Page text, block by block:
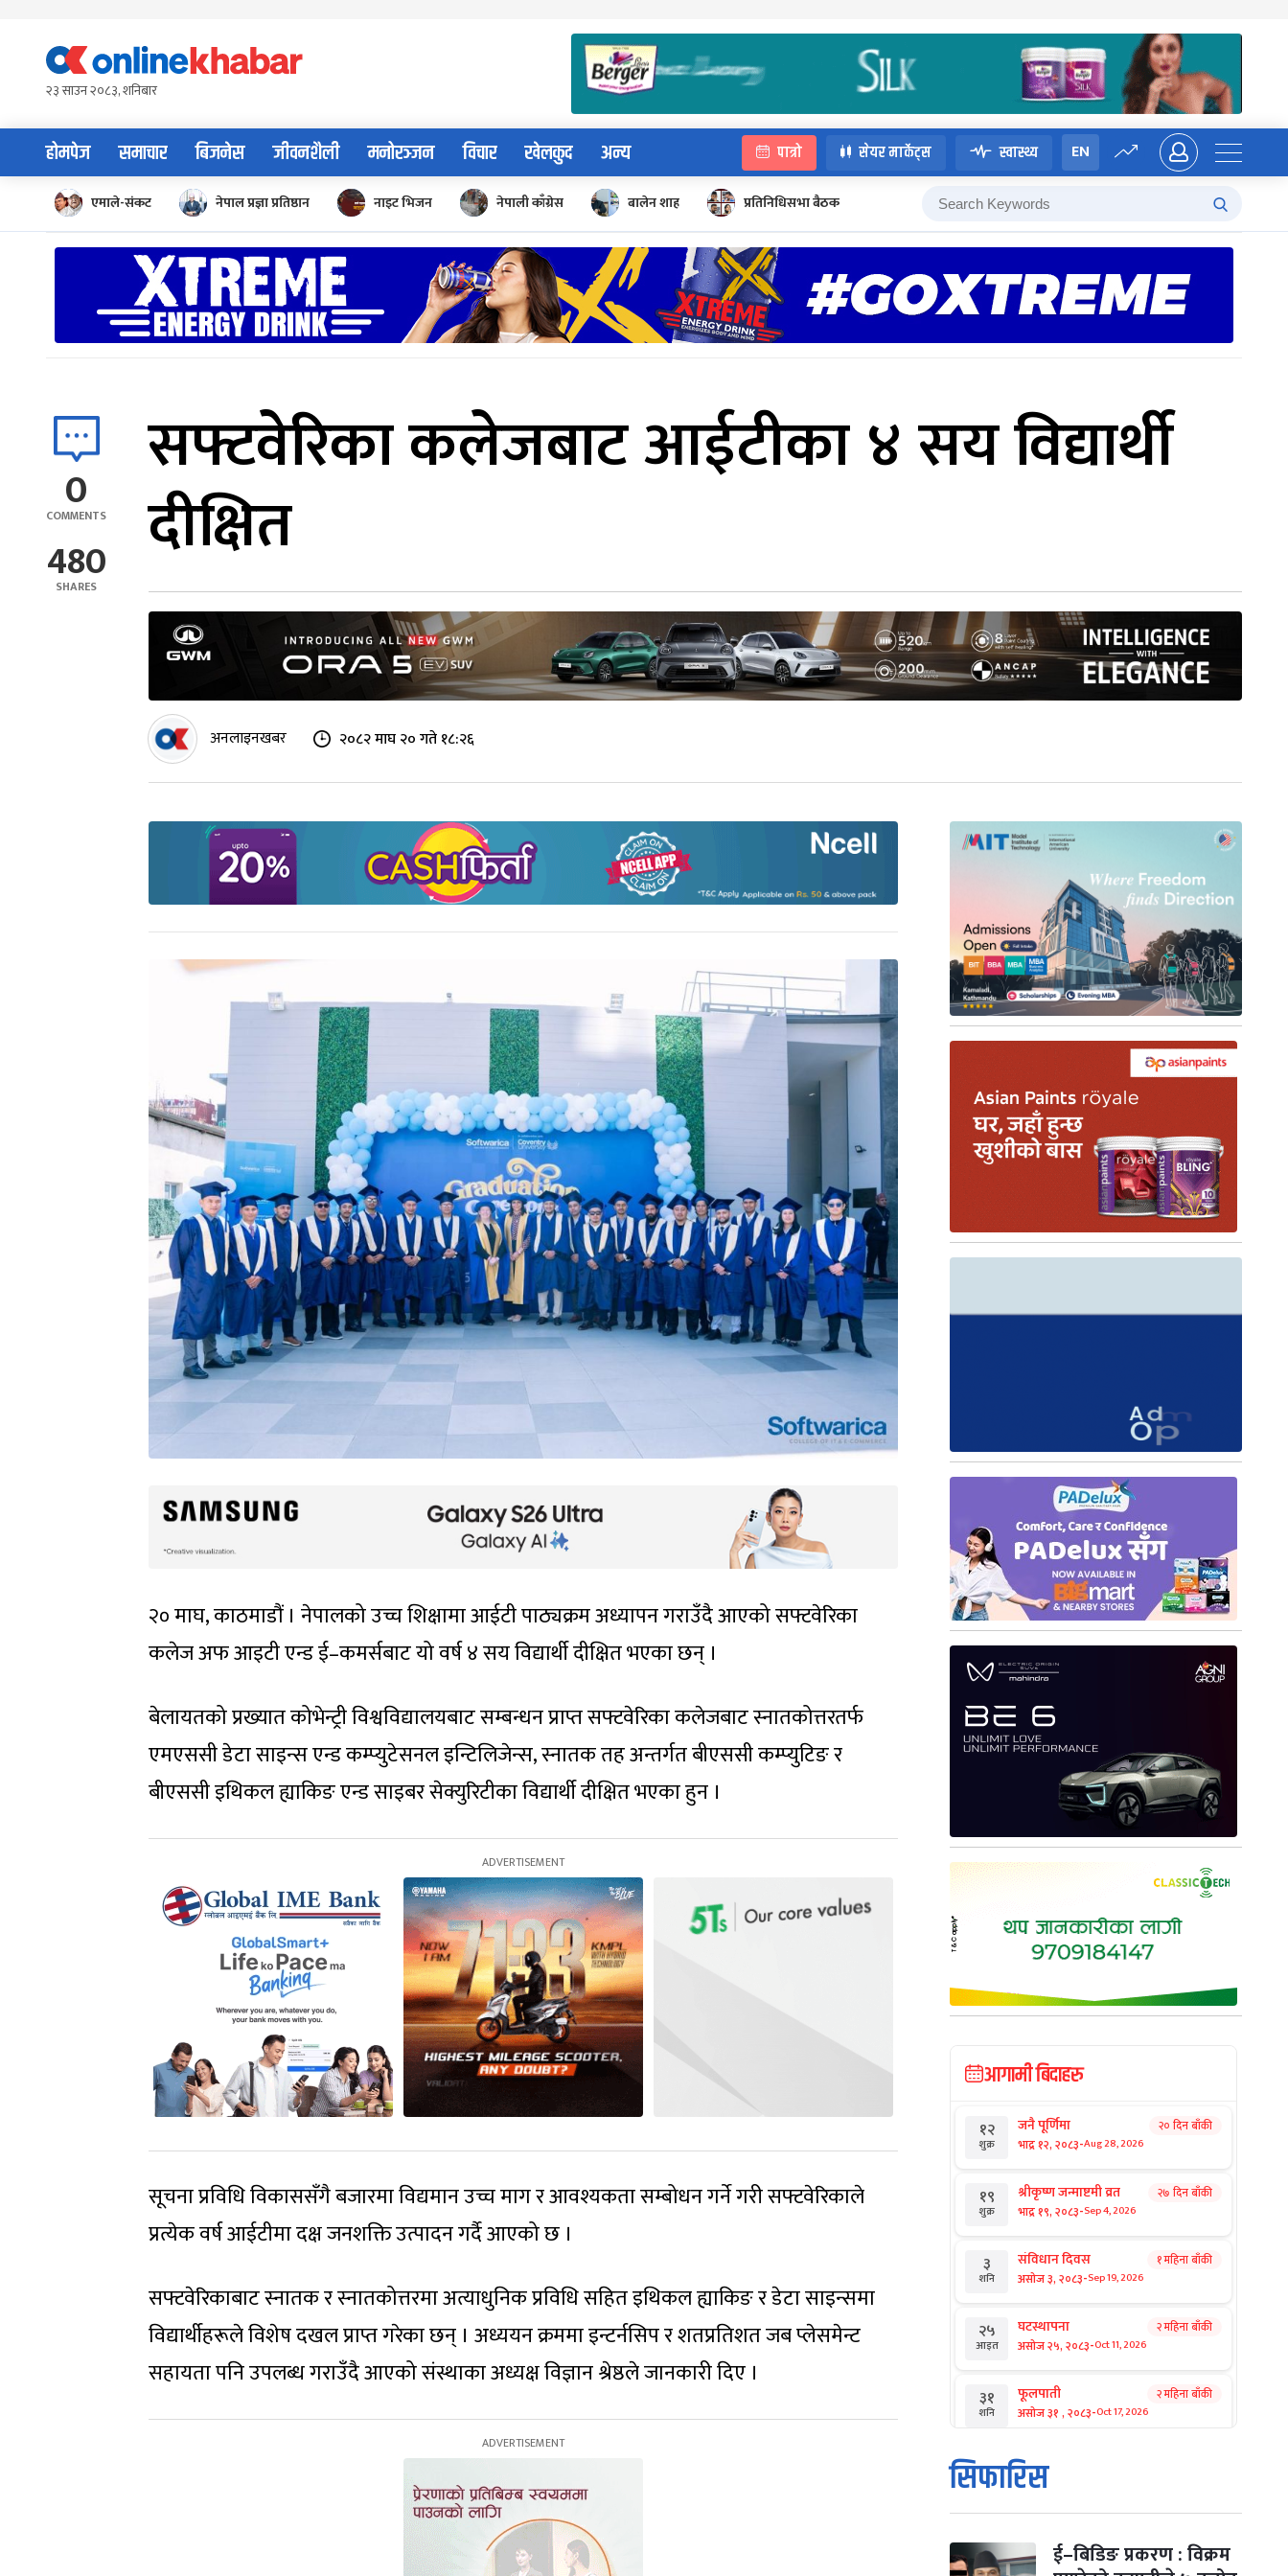
content२३ साउन २०८३, शनिबार
होमपेज समाचार बिजनेस जीवनशैली मनोरञ्जन विचार खेलकुद अन्य पात्रो सेयर मार्केट्स स्वास्थ्य EN
एमाले-संकट नेपाल प्रज्ञा प्रतिष्ठान नाइट भिजन नेपाली काँग्रेस बालेन शाह प्रतिनिधिसभा बैठक
0
COMMENTS
480
SHARES
सफ्टवेरिका कलेजबाट आईटीका ४ सय विद्यार्थी
दीक्षित
अनलाइनखबर २०८२ माघ २० गते १८:२६
२० माघ, काठमाडौं । नेपालको उच्च शिक्षामा आईटी पाठ्यक्रम अध्यापन गराउँदै आएको सफ्टवेरिका
कलेज अफ आइटी एन्ड ई–कमर्सबाट यो वर्ष ४ सय विद्यार्थी दीक्षित भएका छन् ।
बेलायतको प्रख्यात कोभेन्ट्री विश्वविद्यालयबाट सम्बन्धन प्राप्त सफ्टवेरिका कलेजबाट स्नातकोत्तरतर्फ
एमएससी डेटा साइन्स एन्ड कम्प्युटेसनल इन्टिलिजेन्स, स्नातक तह अन्तर्गत बीएससी कम्प्युटिङ र
बीएससी इथिकल ह्याकिङ एन्ड साइबर सेक्युरिटीका विद्यार्थी दीक्षित भएका हुन ।
सूचना प्रविधि विकाससँगै बजारमा विद्यमान उच्च माग र आवश्यकता सम्बोधन गर्ने गरी सफ्टवेरिकाले
प्रत्येक वर्ष आईटीमा दक्ष जनशक्ति उत्पादन गर्दै आएको छ ।
सफ्टवेरिकाबाट स्नातक र स्नातकोत्तरमा अत्याधुनिक प्रविधि सहित इथिकल ह्याकिङ र डेटा साइन्समा
विद्यार्थीहरूले विशेष दखल प्राप्त गरेका छन् । अध्ययन क्रममा इन्टर्नसिप र शतप्रतिशत जब प्लेसमेन्ट
सहायता पनि उपलब्ध गराउँदै आएको संस्थाका अध्यक्ष विज्ञान श्रेष्ठले जानकारी दिए ।
आगामी बिदाहरु
१२
शुक्र
जनै पूर्णिमा
भाद्र १२, २०८३-Aug 28, 2026
२० दिन बाँकी
१९
शुक्र
श्रीकृष्ण जन्माष्टमी व्रत
भाद्र १९, २०८३-Sep 4, 2026
२७ दिन बाँकी
३
शनि
संविधान दिवस
असोज ३, २०८३-Sep 19, 2026
१ महिना बाँकी
२५
आइत
घटस्थापना
असोज २५, २०८३-Oct 11, 2026
२ महिना बाँकी
३१
शनि
फूलपाती
असोज ३१ , २०८३-Oct 17, 2026
२ महिना बाँकी
१
आइत
कार्तिक सङ्क्रान्ति
कार्तिक १, २०८३
मंगल कार्तिक ३, २०८३-Oct 20, 2026
सिफारिस
ई–बिडिङ प्रकरण : विक्रम